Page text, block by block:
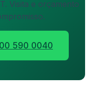
Visita e orçamento
590 0040